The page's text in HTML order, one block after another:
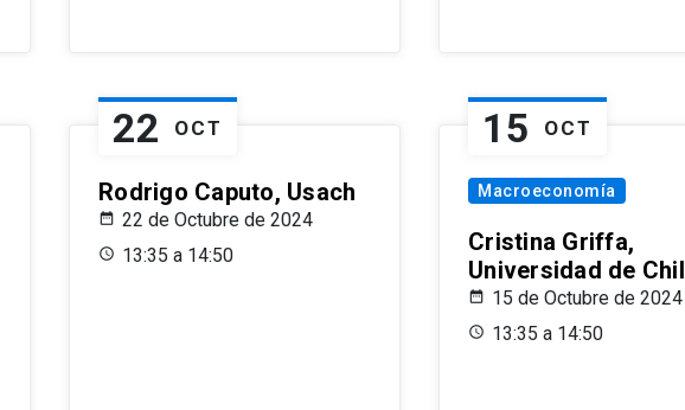
22 OCT
Rodrigo Caputo, Usach
22 de Octubre de 2024
13:35 a 14:50
15 OCT
Macroeconomía
Cristina Griffa,
Universidad de
15 de Octubre de 2024
13:35 a 14:50